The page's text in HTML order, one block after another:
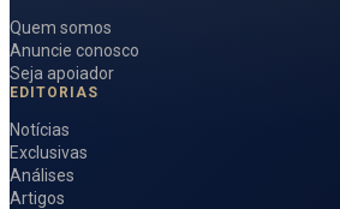
Quem somos
Anuncie conosco
Seja apoiador
EDITORIAS
Notícias
Exclusivas
Análises
Artigos